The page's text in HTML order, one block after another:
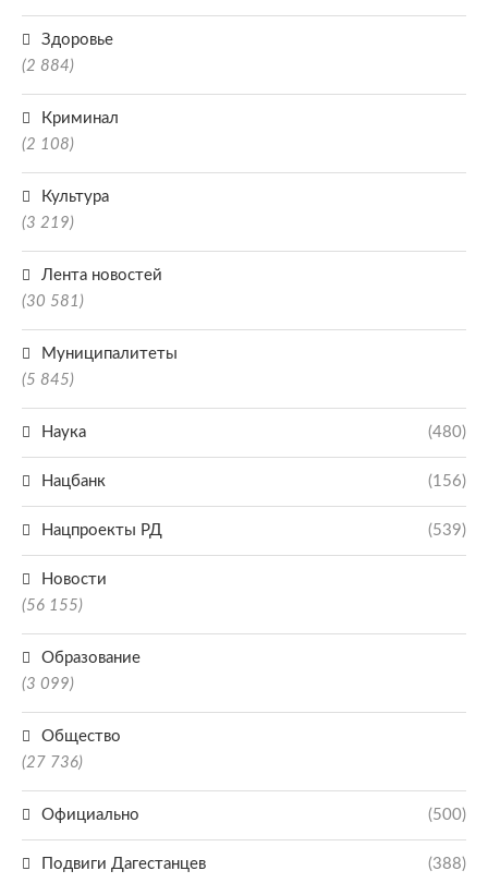
Здоровье
(2 884)
Криминал
(2 108)
Культура
(3 219)
Лента новостей
(30 581)
Муниципалитеты
(5 845)
Наука (480)
Нацбанк (156)
Нацпроекты РД (539)
Новости
(56 155)
Образование
(3 099)
Общество
(27 736)
Официально (500)
Подвиги Дагестанцев (388)